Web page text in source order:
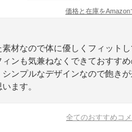
価格と在庫をAmazon
材なので体に優しくフィット
ンも気兼ねなくできておすす
シンプルなデザインなので飽きが
ます。
全てのおすすめコメ